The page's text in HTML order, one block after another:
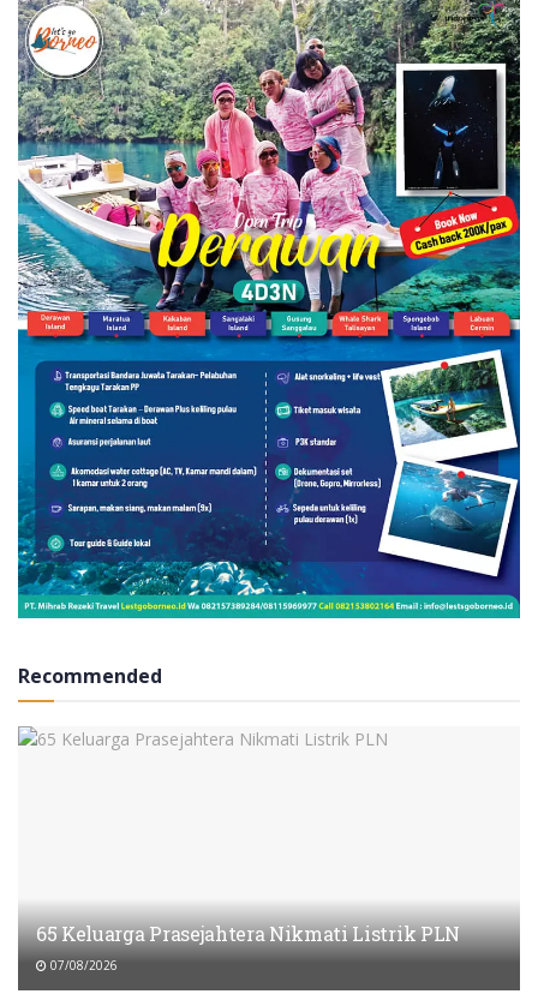
Recommended
65 Keluarga Prasejahtera Nikmati Listrik PLN
07/08/2026